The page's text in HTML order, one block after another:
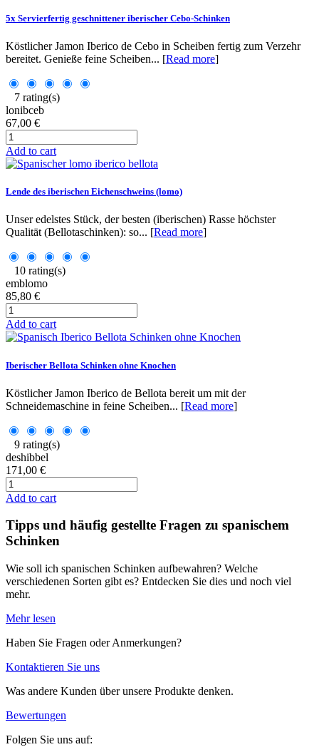
5x Servierfertig geschnittener iberischer Cebo-Schinken
Köstlicher Jamon Iberico de Cebo in Scheiben fertig zum Verzehr
bereitet. Genieße feine Scheiben... [Read more]
7 rating(s)
lonibceb
67,00 €
Add to cart
Lende des iberischen Eichenschweins (lomo)
Unser edelstes Stück, der besten (iberischen) Rasse höchster
Qualität (Bellotaschinken): so... [Read more]
10 rating(s)
emblomo
85,80 €
Add to cart
Iberischer Bellota Schinken ohne Knochen
Köstlicher Jamon Iberico de Bellota bereit um mit der
Schneidemaschine in feine Scheiben... [Read more]
9 rating(s)
deshibbel
171,00 €
Add to cart
Tipps und häufig gestellte Fragen zu spanischem
Schinken
Wie soll ich spanischen Schinken aufbewahren? Welche
verschiedenen Sorten gibt es? Entdecken Sie dies und noch viel
mehr.
Mehr lesen
Haben Sie Fragen oder Anmerkungen?
Kontaktieren Sie uns
Was andere Kunden über unsere Produkte denken.
Bewertungen
Folgen Sie uns auf: